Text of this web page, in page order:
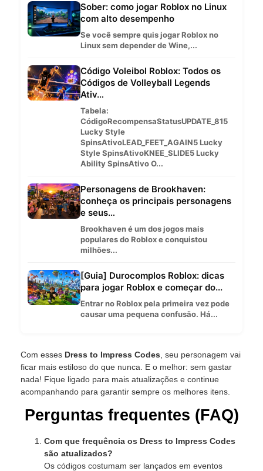
Sober: como jogar Roblox no Linux
com alto desempenho
Se você sempre quis jogar Roblox no
Linux sem depender de Wine,...
Código Voleibol Roblox: Todos os
Códigos de Volleyball Legends
Ativ…
Tabela:
CódigoRecompensaStatusUPDATE_815
Lucky Style
SpinsAtivoLEAD_FEET_AGAIN5 Lucky
Style SpinsAtivoKNEE_SLIDE5 Lucky
Ability SpinsAtivo O...
Personagens de Brookhaven:
conheça os principais personagens
e seus…
Brookhaven é um dos jogos mais
populares do Roblox e conquistou
milhões...
[Guia] Durocomplos Roblox: dicas
para jogar Roblox e começar do...
Entrar no Roblox pela primeira vez pode
causar uma pequena confusão. Há...
Com esses Dress to Impress Codes , seu personagem vai
ficar mais estiloso do que nunca. E o melhor: sem gastar
nada! Fique ligado para mais atualizações e continue
acompanhando para garantir sempre os melhores itens.
Perguntas frequentes (FAQ)
Com que frequência os Dress to Impress Codes
são atualizados?
Os códigos costumam ser lançados em eventos